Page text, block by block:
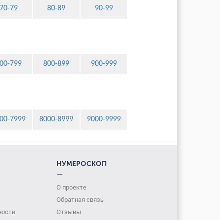
70-79 80-89 90-99
799 800-899 900-999
7999 8000-8999 9000-9999
НУМЕРОСКОП
—
О проекте
Обратная связь
Отзывы